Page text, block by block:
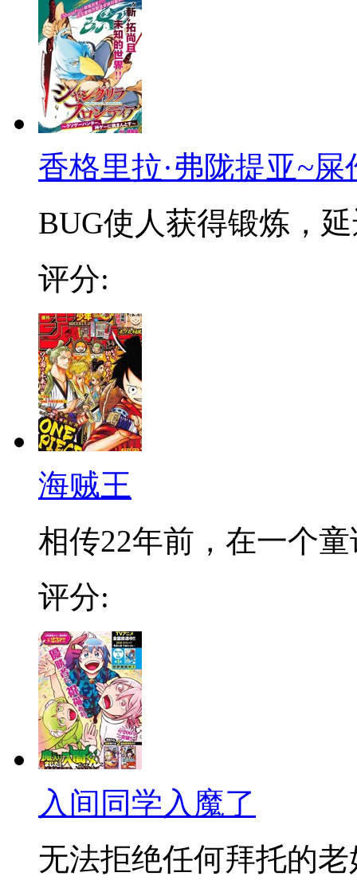
香格里拉·弗陇提亚~
BUG使人获得锻炼，
评分:
海贼王
相传22年前，在一个
评分:
入间同学入魔了
无法拒绝任何拜托的老